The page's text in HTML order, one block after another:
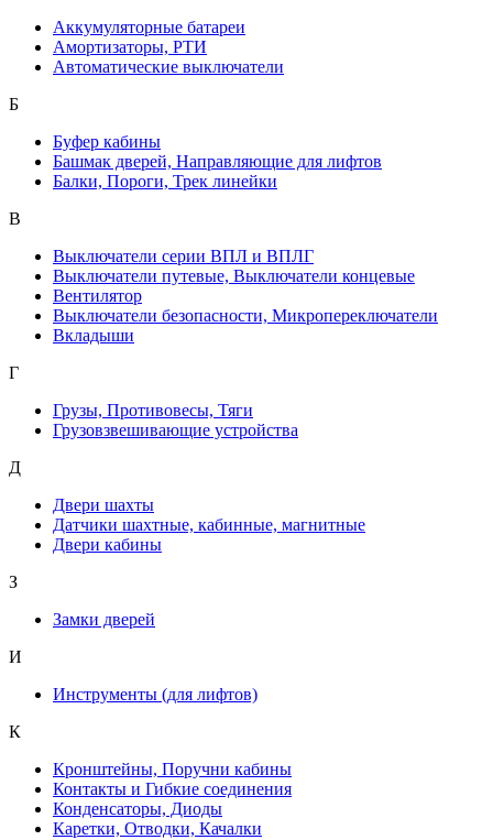
Аккумуляторные батареи
Амортизаторы, РТИ
Автоматические выключатели
Б
Буфер кабины
Башмак дверей, Направляющие для лифтов
Балки, Пороги, Трек линейки
В
Выключатели серии ВПЛ и ВПЛГ
Выключатели путевые, Выключатели концевые
Вентилятор
Выключатели безопасности, Микропереключатели
Вкладыши
Г
Грузы, Противовесы, Тяги
Грузовзвешивающие устройства
Д
Двери шахты
Датчики шахтные, кабинные, магнитные
Двери кабины
З
Замки дверей
И
Инструменты (для лифтов)
К
Кронштейны, Поручни кабины
Контакты и Гибкие соединения
Конденсаторы, Диоды
Каретки, Отводки, Качалки